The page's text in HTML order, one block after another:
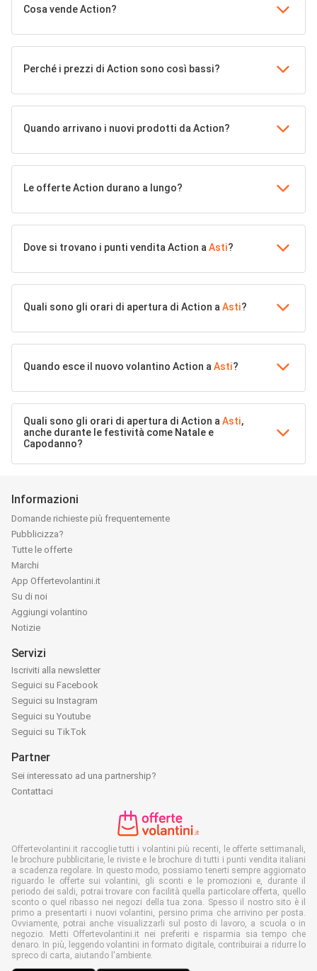
Cosa vende Action?
Perché i prezzi di Action sono così bassi?
Quando arrivano i nuovi prodotti da Action?
Le offerte Action durano a lungo?
Dove si trovano i punti vendita Action aAsti?
Quali sono gli orari di apertura di Action aAsti?
Quando esce il nuovo volantino Action aAsti?
Quali sono gli orari di apertura di Action aAsti,
anche durante le festività come Natale e
Capodanno?
Informazioni
Domande richieste più frequentemente
Pubblicizza?
Tutte le offerte
Marchi
App Offertevolantini.it
Su di noi
Aggiungi volantino
Notizie
Servizi
Iscriviti alla newsletter
Seguici su Facebook
Seguici su Instagram
Seguici su Youtube
Seguici su TikTok
Partner
Sei interessato ad una partnership?
Contattaci
Offertevolantini.it raccoglie tutti i volantini più recenti, le offerte settimanali,
le brochure pubblicitarie, le riviste e le brochure di tutti i punti vendita italiani
a scadenza regolare. In questo modo, possiamo tenerti sempre aggiornato
riguardo le offerte sui volantini, gli sconti e le promozioni e, durante il
periodo dei saldi, potrai trovare con facilità quella particolare offerta, quello
sconto o quel ribasso nei negozi della tua zona. Spesso il nostro sito è il
primo a presentarti i nuovi volantini, persino prima che arrivino per posta.
Ovviamente, potrai anche visualizzarli sul posto di lavoro, a scuola o in
negozio. Metti Offertevolantini.it nei preferiti e risparmia sia tempo che
denaro. In più, leggendo volantini in formato digitale, contribuirai a ridurre lo
spreco di carta, aiutando l'ambiente.